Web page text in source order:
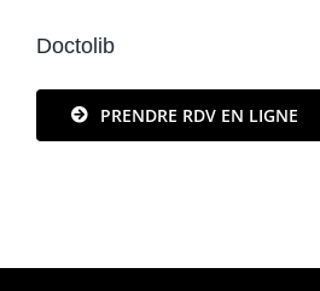
Doctolib
PRENDRE RDV EN LIGNE